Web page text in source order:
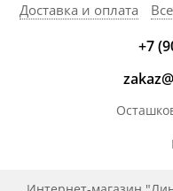
Доставка и оплата
+7